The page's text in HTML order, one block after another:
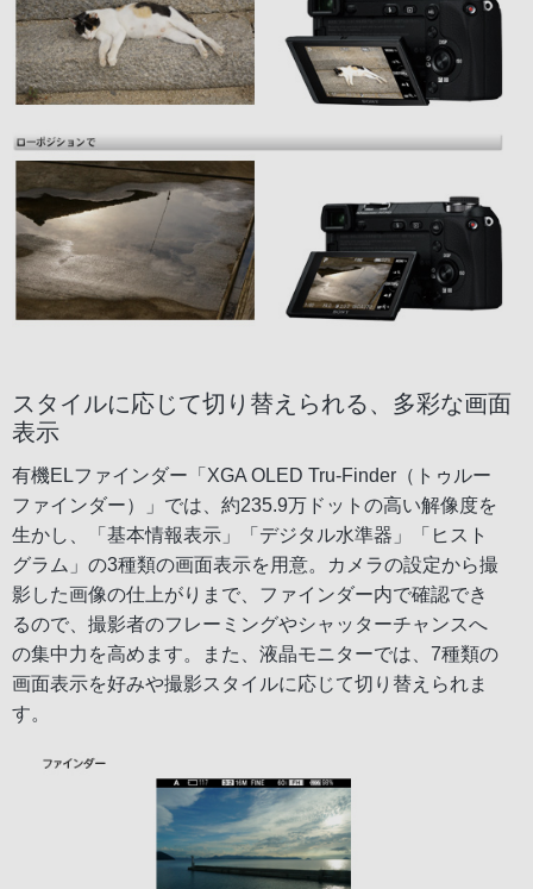
スタイルに応じて切り替えられる、多彩な画面
表示
有機ELファインダー「XGA OLED Tru-Finder（トゥルー
ファインダー）」では、約235.9万ドットの高い解像度を
生かし、「基本情報表示」「デジタル水準器」「ヒスト
グラム」の3種類の画面表示を用意。カメラの設定から撮
影した画像の仕上がりまで、ファインダー内で確認でき
るので、撮影者のフレーミングやシャッターチャンスへ
の集中力を高めます。また、液晶モニターでは、7種類の
画面表示を好みや撮影スタイルに応じて切り替えられま
す。